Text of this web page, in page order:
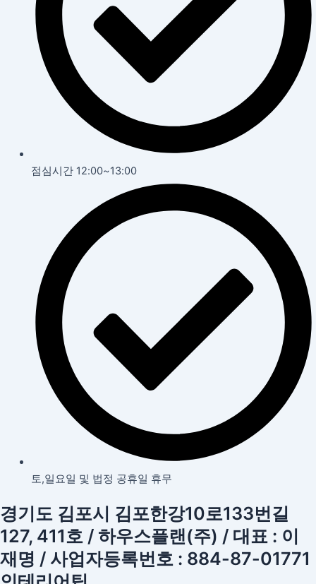
점심시간 12:00~13:00
토,일요일 및 법정 공휴일 휴무
경기도 김포시 김포한강10로133번길
127, 411호 / 하우스플랜(주) / 대표 : 이
재명 / 사업자등록번호 : 884-87-01771